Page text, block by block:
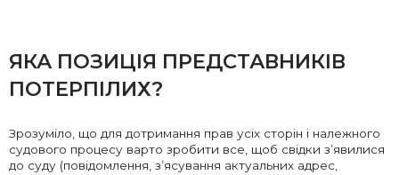
ЯКА ПОЗИЦІЯ ПРЕДСТАВНИКІВ
ПОТЕРПІЛИХ?
Зрозуміло, що для дотримання прав усіх сторін і належного
судового процесу варто зробити все, щоб свідки з’явилися
до суду (повідомлення, з’ясування актуальних адрес,